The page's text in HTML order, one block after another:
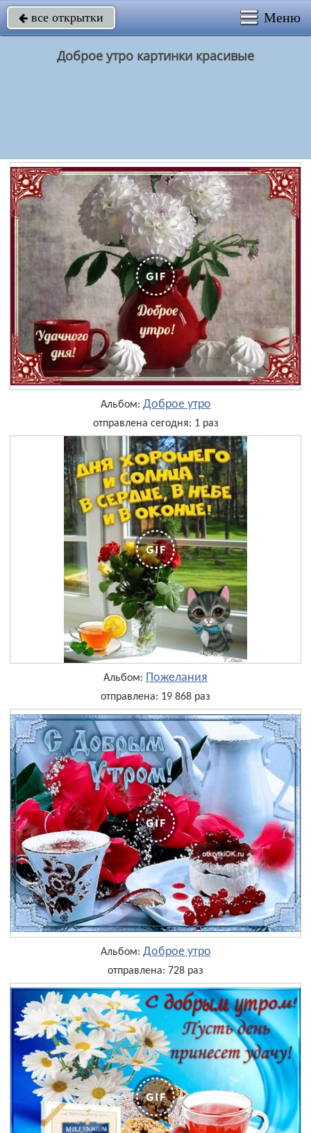
 все открытки Меню
Доброе утро картинки красивые
Альбом: Доброе утро
отправлена сегодня: 1 раз
Альбом: Пожелания
отправлена: 19 868 раз
Альбом: Доброе утро
отправлена: 728 раз